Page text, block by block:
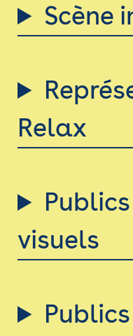
LES
LE THÉÂTRE
Scène
Relax
visuels